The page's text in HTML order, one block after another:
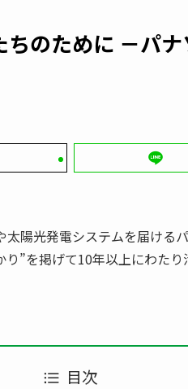
のために －パ
陽光発電システムを届ける
”を掲げて10年以上にわた
目次